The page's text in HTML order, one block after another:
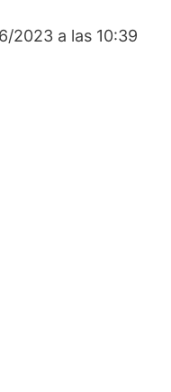
2023 a las 10:39